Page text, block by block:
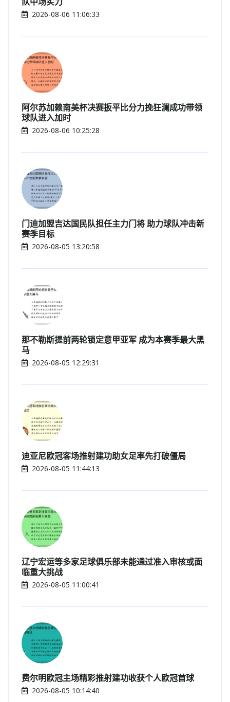
2026-08-06 11:06:33
阿尔苏加赖南美杯决赛扳平比分力挽狂澜成功带领
球队进入加时
2026-08-06 10:25:28
门迪加盟吉达国民队担任主力门将 助力球队冲击新
赛季目标
2026-08-05 13:20:58
那不勒斯提前两轮锁定意甲亚军 成为本赛季最大黑
马
2026-08-05 12:29:31
迪亚尼欧冠客场推射建功助女足率先打破僵局
2026-08-05 11:44:13
辽宁宏运等多家足球俱乐部未能通过准入审核或面
临重大挑战
2026-08-05 11:00:41
费尔明欧冠主场精彩推射建功收获个人欧冠首球
2026-08-05 10:14:40